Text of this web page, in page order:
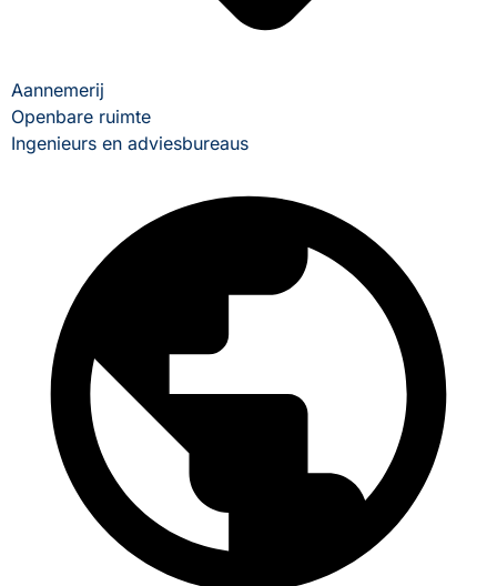
Aannemerij
Openbare ruimte
Ingenieurs en adviesbureaus